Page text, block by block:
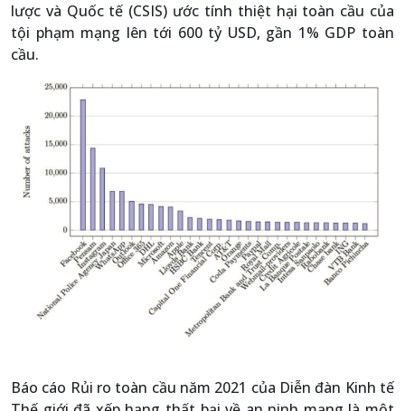
lược và Quốc tế (CSIS) ước tính thiệt hại toàn cầu của
tội phạm mạng lên tới 600 tỷ USD, gần 1% GDP toàn
cầu.
Báo cáo Rủi ro toàn cầu năm 2021 của Diễn đàn Kinh tế